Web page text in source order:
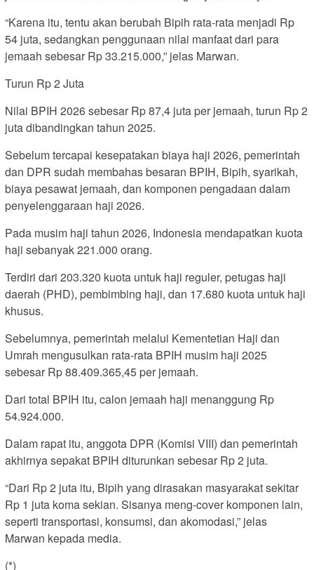
“Karena itu, tentu akan berubah Bipih rata-rata menjadi Rp
54 juta, sedangkan penggunaan nilai manfaat dari para
jemaah sebesar Rp 33.215.000,” jelas Marwan.
Turun Rp 2 Juta
Nilai BPIH 2026 sebesar Rp 87,4 juta per jemaah, turun Rp 2
juta dibandingkan tahun 2025.
Sebelum tercapai kesepatakan biaya haji 2026, pemerintah
dan DPR sudah membahas besaran BPIH, Bipih, syarikah,
biaya pesawat jemaah, dan komponen pengadaan dalam
penyelenggaraan haji 2026.
Pada musim haji tahun 2026, Indonesia mendapatkan kuota
haji sebanyak 221.000 orang.
Terdiri dari 203.320 kuota untuk haji reguler, petugas haji
daerah (PHD), pembimbing haji, dan 17.680 kuota untuk haji
khusus.
Sebelumnya, pemerintah melalui Kementetian Haji dan
Umrah mengusulkan rata-rata BPIH musim haji 2025
sebesar Rp 88.409.365,45 per jemaah.
Dari total BPIH itu, calon jemaah haji menanggung Rp
54.924.000.
Dalam rapat itu, anggota DPR (Komisi VIII) dan pemerintah
akhirnya sepakat BPIH diturunkan sebesar Rp 2 juta.
“Dari Rp 2 juta itu, Bipih yang dirasakan masyarakat sekitar
Rp 1 juta koma sekian. Sisanya meng-cover komponen lain,
seperti transportasi, konsumsi, dan akomodasi,” jelas
Marwan kepada media.
(*)